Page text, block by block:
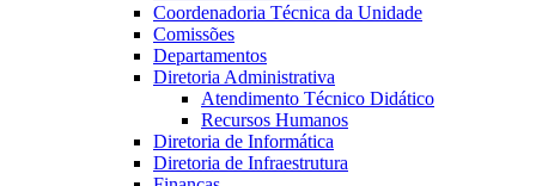
Coordenadoria Técnica da Unidade
Comissões
Departamentos
Diretoria Administrativa
Atendimento Técnico Didático
Recursos Humanos
Diretoria de Informática
Diretoria de Infraestrutura